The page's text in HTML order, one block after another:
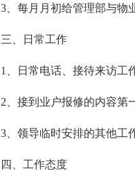
3、每月月初给管理部与物
三、日常工作
1、日常电话、接待来访工
2、接到业户报修的内容第
3、领导临时安排的其他工
四、工作态度